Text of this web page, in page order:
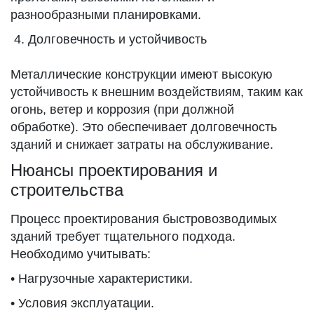
разнообразными планировками.
Долговечность и устойчивость
Металлические конструкции имеют высокую
устойчивость к внешним воздействиям, таким как
огонь, ветер и коррозия (при должной
обработке). Это обеспечивает долговечность
зданий и снижает затраты на обслуживание.
Нюансы проектирования и
строительства
Процесс проектирования быстровозводимых
зданий требует тщательного подхода.
Необходимо учитывать:
• Нагрузочные характеристики.
• Условия эксплуатации.